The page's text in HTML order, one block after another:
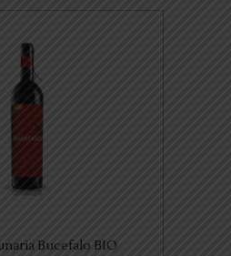
FAVORIETEN
WIJNEN
Montepulciano
in de geur als in de
kenmerken van
Bucefalo BIO